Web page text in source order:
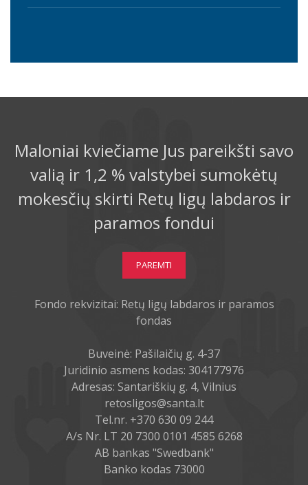
Maloniai kviečiame Jus pareikšti savo
valią ir 1,2 % valstybei sumokėtų
mokesčių skirti Retų ligų labdaros ir
paramos fondui
PAREMTI
Fondo rekvizitai: Retų ligų labdaros ir paramos
fondas
Buveinė: Pašilaičių g. 4-37
Juridinio asmens kodas: 304177976
Adresas: Santariškių g. 4, Vilnius
retosligos@santa.lt
Tel.nr. +370 630 09 244
A/s Nr. LT 20 7300 0101 4585 6268
AB bankas "Swedbank"
Banko kodas 73000